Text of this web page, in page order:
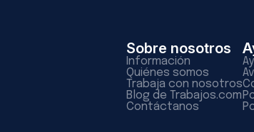
Sobre nosotros
Información
Quiénes somos
Trabaja con nosotros
Blog de Trabajos.com
Contáctanos